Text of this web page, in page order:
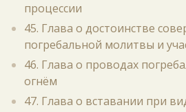
процессии
45. Глава о достоинстве
погребальной молитвы и
46. Глава о проводах
огнём
47. Глава о вставании при